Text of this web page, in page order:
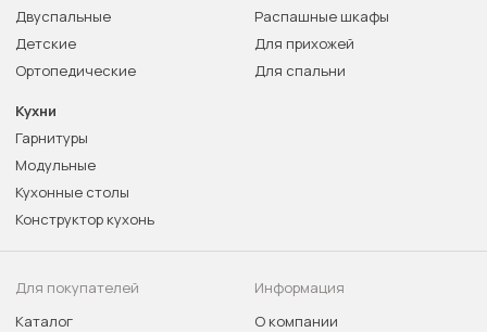
Двуспальные
Детские
Ортопедические
Распашные шкафы
Для прихожей
Для спальни
Кухни
Гарнитуры
Модульные
Кухонные столы
Конструктор кухонь
Для покупателей
Каталог
Информация
О компании